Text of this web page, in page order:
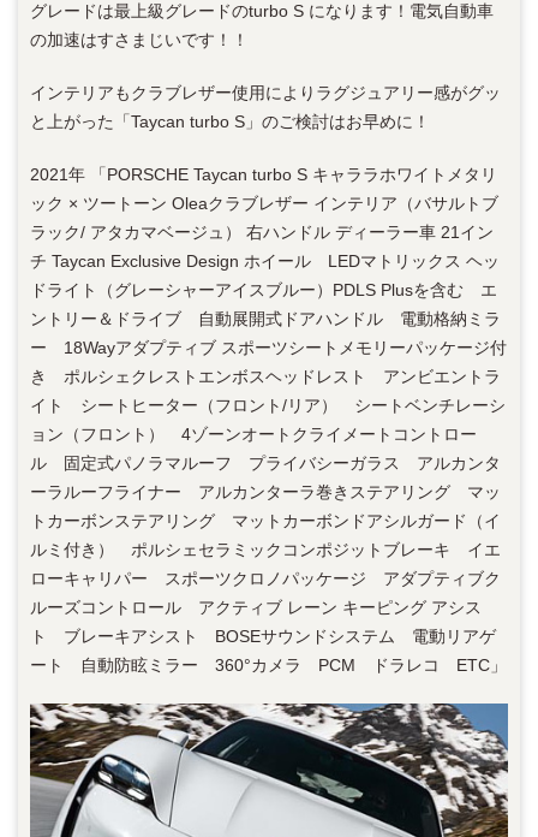
グレードは最上級グレードのturbo S になります！電気自動車
の加速はすさまじいです！！
インテリアもクラブレザー使用によりラグジュアリー感がグッ
と上がった「Taycan turbo S」のご検討はお早めに！
2021年 「PORSCHE Taycan turbo S キャララホワイトメタリ
ック × ツートーン Oleaクラブレザー インテリア（バサルトブ
ラック/ アタカマベージュ） 右ハンドル ディーラー車 21イン
チ Taycan Exclusive Design ホイール LEDマトリックス ヘッ
ドライト（グレーシャーアイスブルー）PDLS Plusを含む エ
ントリー＆ドライブ 自動展開式ドアハンドル 電動格納ミラ
ー 18Wayアダプティブ スポーツシートメモリーパッケージ付
き ポルシェクレストエンボスヘッドレスト アンビエントラ
イト シートヒーター（フロント/リア） シートベンチレーシ
ョン（フロント） 4ゾーンオートクライメートコントロー
ル 固定式パノラマルーフ プライバシーガラス アルカンタ
ーラルーフライナー アルカンターラ巻きステアリング マッ
トカーボンステアリング マットカーボンドアシルガード（イ
ルミ付き） ポルシェセラミックコンポジットブレーキ イエ
ローキャリパー スポーツクロノパッケージ アダプティブク
ルーズコントロール アクティブ レーン キーピング アシス
ト ブレーキアシスト BOSEサウンドシステム 電動リアゲ
ート 自動防眩ミラー 360°カメラ PCM ドラレコ ETC」